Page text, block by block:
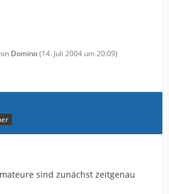
Domino(14. Juli 2004 um 20:09)
sind zunächst zeitgenau